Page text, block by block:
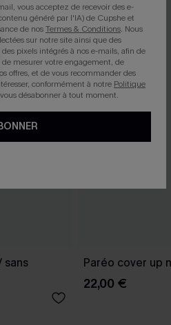
sans
Paréo cover up
22,00 €
vous acceptez de recevoir des e-
généré par l'IA) de Cupshe et
de nosTermes & Conditions. Nous
sur notre site ainsi que des
pixels intégrés à nos e-mails, afin de
de mesurer votre engagement, de
offres, et de vous recommander des
conformément à notre Politique
désabonner à tout moment.